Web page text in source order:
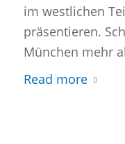
im westlichen
präsentieren.
München mehr
Read more